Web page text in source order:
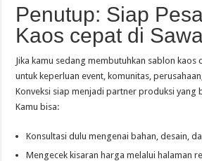
Penutup: Siap
Kaos cepat di
Jika kamu sedang membutuhkan sablon kaos
untuk keperluan event, komunitas,
Konveksi siap menjadi partner produksi yang
Kamu bisa:
Konsultasi dulu mengenai bahan, desain,
Mengecek kisaran harga melalui halaman